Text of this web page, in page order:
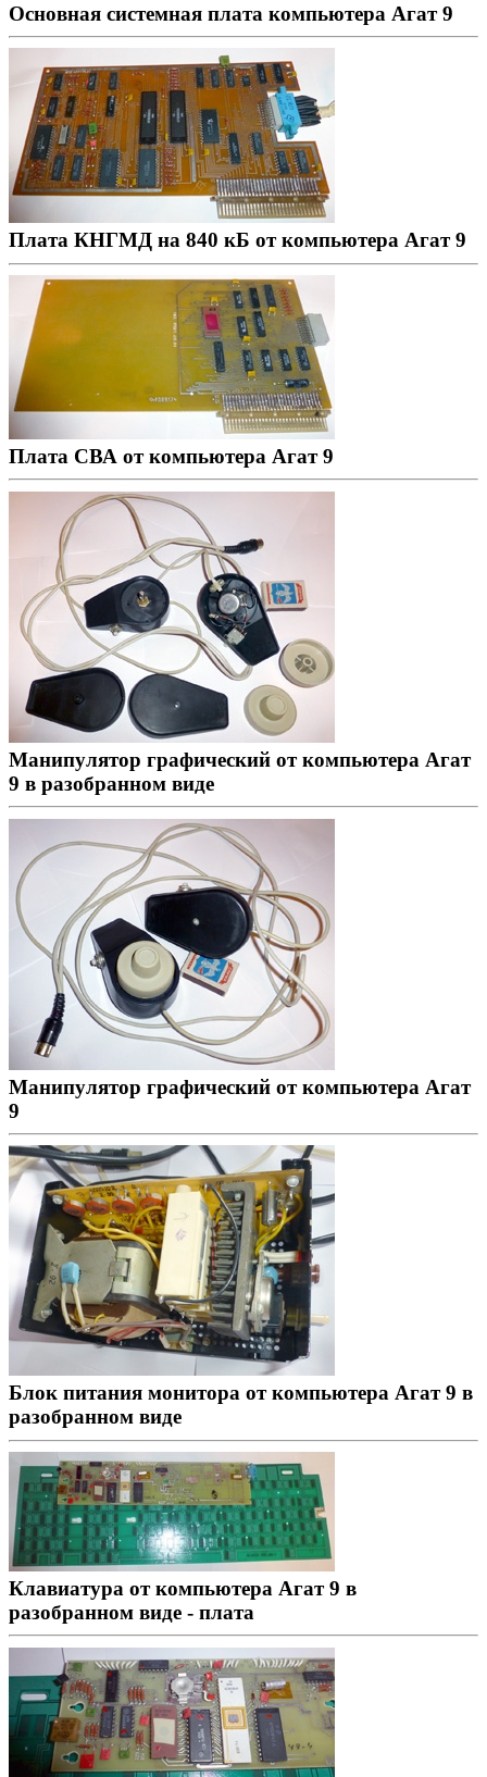
Основная системная плата компьютера Агат 9
Плата КНГМД на 840 кБ от компьютера Агат 9
Плата СВА от компьютера Агат 9
Манипулятор графический от компьютера Агат
9 в разобранном виде
Манипулятор графический от компьютера Агат
9
Блок питания монитора от компьютера Агат 9 в
разобранном виде
Клавиатура от компьютера Агат 9 в
разобранном виде - плата